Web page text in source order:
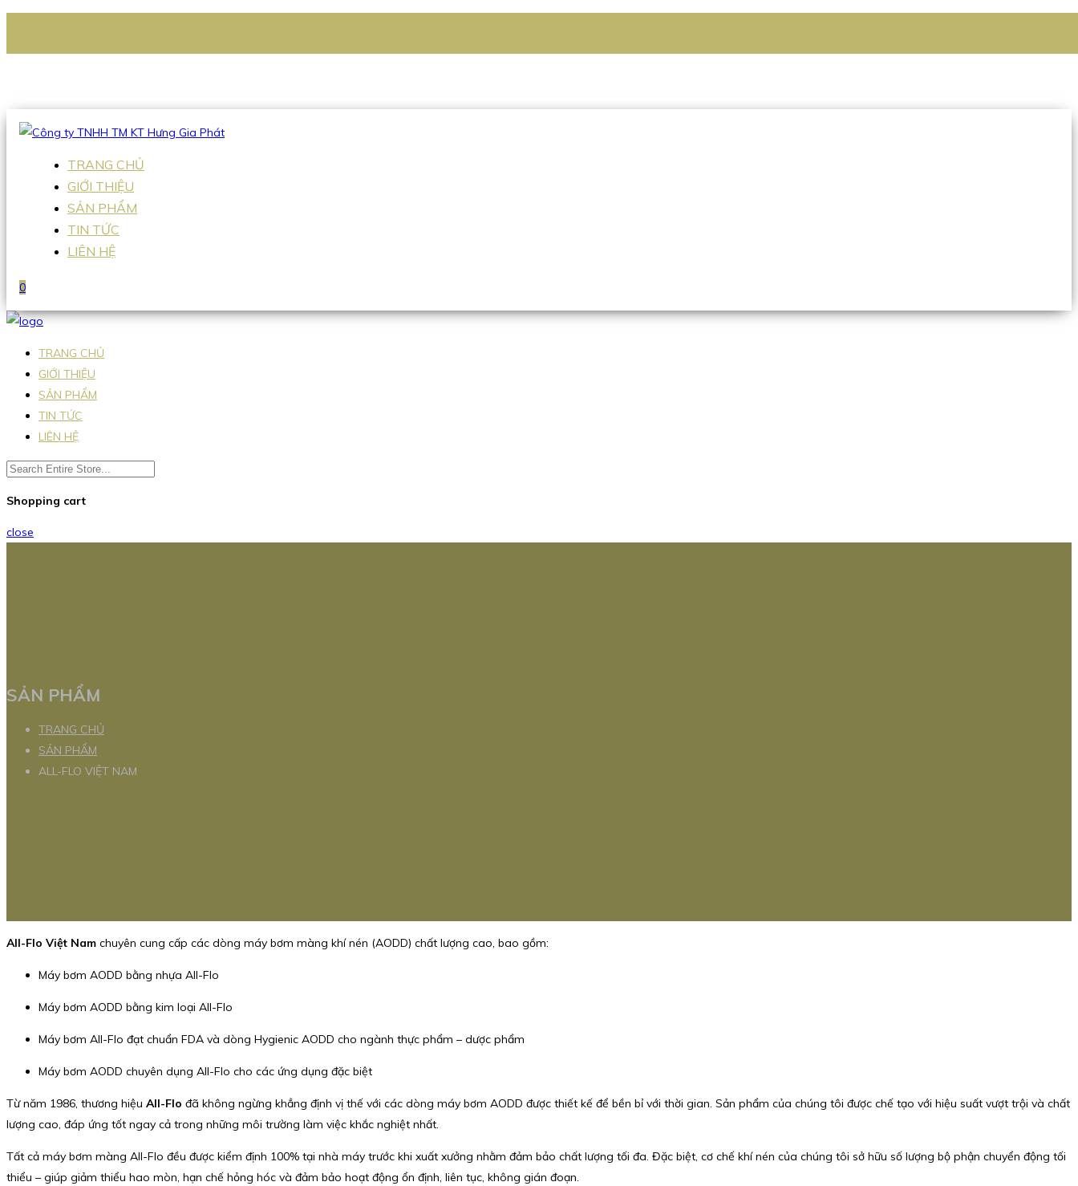
Hotline:0938 336 079
TRANG CHỦ
GIỚI THIỆU
SẢN PHẨM
TIN TỨC
LIÊN HỆ
0
TRANG CHỦ
GIỚI THIỆU
SẢN PHẨM
TIN TỨC
LIÊN HỆ
Shopping cart
close
SẢN PHẨM
TRANG CHỦ
SẢN PHẨM
ALL-FLO VIỆT NAM
All-Flo Việt Nam chuyên cung cấp các dòng máy bơm màng khí nén (AODD) chất lượng cao, bao gồm:
Máy bơm AODD bằng nhựa All-Flo
Máy bơm AODD bằng kim loại All-Flo
Máy bơm All-Flo đạt chuẩn FDA và dòng Hygienic AODD cho ngành thực phẩm – dược phẩm
Máy bơm AODD chuyên dụng All-Flo cho các ứng dụng đặc biệt
Từ năm 1986, thương hiệu All-Flo đã không ngừng khẳng định vị thế với các dòng máy bơm AODD được thiết kế để bền bỉ với thời gian. Sản phẩm của chúng tôi được chế tạo với hiệu suất vượt trội và chất
lượng cao, đáp ứng tốt ngay cả trong những môi trường làm việc khắc nghiệt nhất.
Tất cả máy bơm màng All-Flo đều được kiểm định 100% tại nhà máy trước khi xuất xưởng nhằm đảm bảo chất lượng tối đa. Đặc biệt, cơ chế khí nén của chúng tôi sở hữu số lượng bộ phận chuyển động tối
thiểu – giúp giảm thiểu hao mòn, hạn chế hỏng hóc và đảm bảo hoạt động ổn định, liên tục, không gián đoạn.